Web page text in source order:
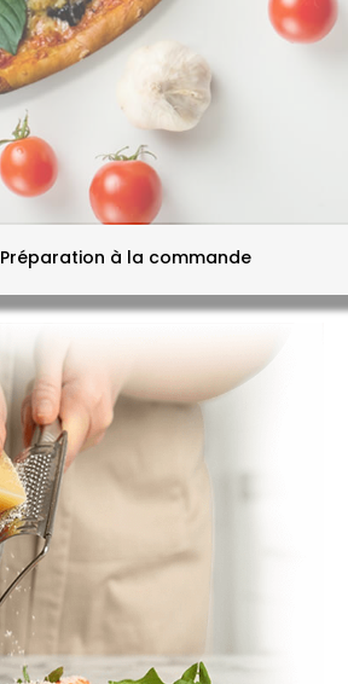
Préparation à la commande